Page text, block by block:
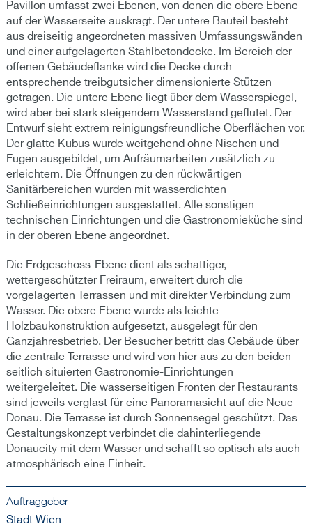
Pavillon umfasst zwei Ebenen, von denen die obere Ebene
auf der Wasserseite auskragt. Der untere Bauteil besteht
aus dreiseitig angeordneten massiven Umfassungswänden
und einer aufgelagerten Stahlbetondecke. Im Bereich der
offenen Gebäudeflanke wird die Decke durch
entsprechende treibgutsicher dimensionierte Stützen
getragen. Die untere Ebene liegt über dem Wasserspiegel,
wird aber bei stark steigendem Wasserstand geflutet. Der
Entwurf sieht extrem reinigungsfreundliche Oberflächen vor.
Der glatte Kubus wurde weitgehend ohne Nischen und
Fugen ausgebildet, um Aufräumarbeiten zusätzlich zu
erleichtern. Die Öffnungen zu den rückwärtigen
Sanitärbereichen wurden mit wasserdichten
Schließeinrichtungen ausgestattet. Alle sonstigen
technischen Einrichtungen und die Gastronomieküche sind
in der oberen Ebene angeordnet.
Die Erdgeschoss-Ebene dient als schattiger,
wettergeschützter Freiraum, erweitert durch die
vorgelagerten Terrassen und mit direkter Verbindung zum
Wasser. Die obere Ebene wurde als leichte
Holzbaukonstruktion aufgesetzt, ausgelegt für den
Ganzjahresbetrieb. Der Besucher betritt das Gebäude über
die zentrale Terrasse und wird von hier aus zu den beiden
seitlich situierten Gastronomie-Einrichtungen
weitergeleitet. Die wasserseitigen Fronten der Restaurants
sind jeweils verglast für eine Panoramasicht auf die Neue
Donau. Die Terrasse ist durch Sonnensegel geschützt. Das
Gestaltungskonzept verbindet die dahinterliegende
Donaucity mit dem Wasser und schafft so optisch als auch
atmosphärisch eine Einheit.
Auftraggeber
Stadt Wien